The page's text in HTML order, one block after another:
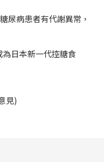
尿病患者有代謝異常，
日本新一代控糖食
見)